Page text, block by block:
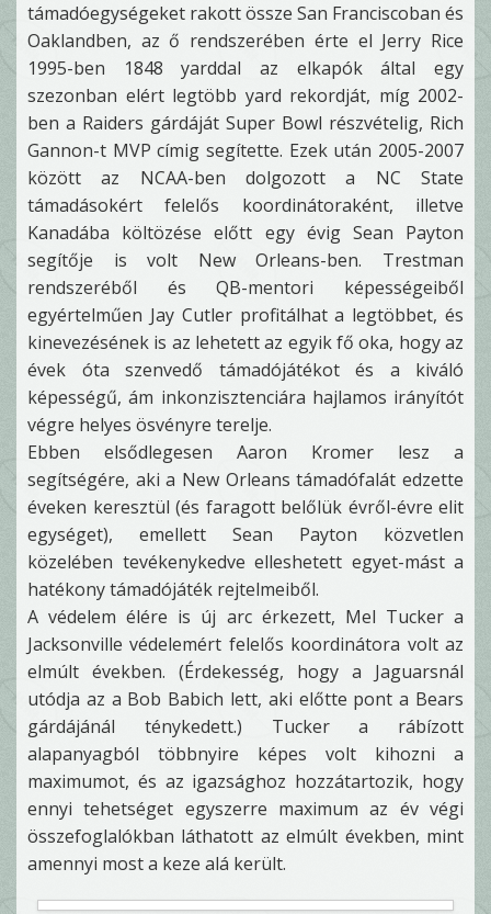
támadóegységeket rakott össze San Franciscoban és
Oaklandben, az ő rendszerében érte el Jerry Rice
1995-ben 1848 yarddal az elkapók által egy
szezonban elért legtöbb yard rekordját, míg 2002-
ben a Raiders gárdáját Super Bowl részvételig, Rich
Gannon-t MVP címig segítette. Ezek után 2005-2007
között az NCAA-ben dolgozott a NC State
támadásokért felelős koordinátoraként, illetve
Kanadába költözése előtt egy évig Sean Payton
segítője is volt New Orleans-ben. Trestman
rendszeréből és QB-mentori képességeiből
egyértelműen Jay Cutler profitálhat a legtöbbet, és
kinevezésének is az lehetett az egyik fő oka, hogy az
évek óta szenvedő támadójátékot és a kiváló
képességű, ám inkonzisztenciára hajlamos irányítót
végre helyes ösvényre terelje.
Ebben elsődlegesen Aaron Kromer lesz a
segítségére, aki a New Orleans támadófalát edzette
éveken keresztül (és faragott belőlük évről-évre elit
egységet), emellett Sean Payton közvetlen
közelében tevékenykedve elleshetett egyet-mást a
hatékony támadójáték rejtelmeiből.
A védelem élére is új arc érkezett, Mel Tucker a
Jacksonville védelemért felelős koordinátora volt az
elmúlt években. (Érdekesség, hogy a Jaguarsnál
utódja az a Bob Babich lett, aki előtte pont a Bears
gárdájánál ténykedett.) Tucker a rábízott
alapanyagból többnyire képes volt kihozni a
maximumot, és az igazsághoz hozzátartozik, hogy
ennyi tehetséget egyszerre maximum az év végi
összefoglalókban láthatott az elmúlt években, mint
amennyi most a keze alá került.